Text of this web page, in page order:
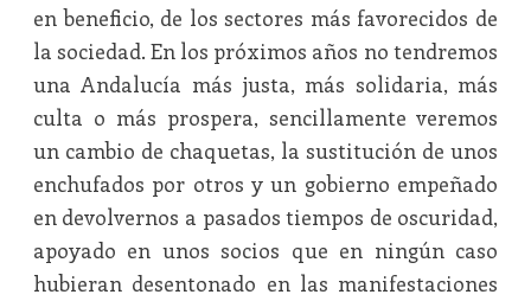
en beneficio, de los sectores más favorecidos de
la sociedad. En los próximos años no tendremos
una Andalucía más justa, más solidaria, más
culta o más prospera, sencillamente veremos
un cambio de chaquetas, la sustitución de unos
enchufados por otros y un gobierno empeñado
en devolvernos a pasados tiempos de oscuridad,
apoyado en unos socios que en ningún caso
hubieran desentonado en las manifestaciones